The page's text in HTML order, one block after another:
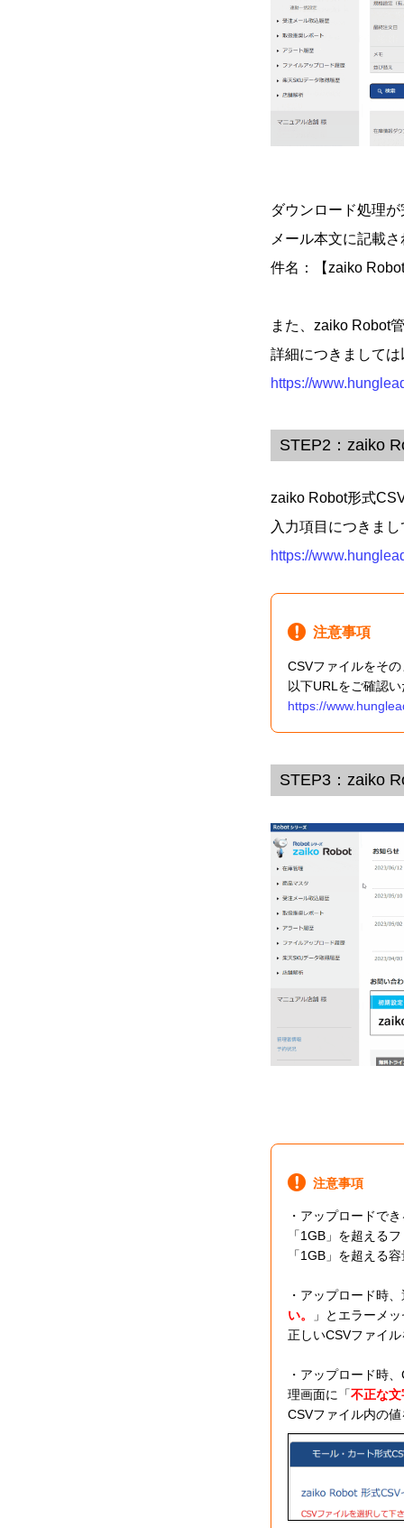
ダウンロード処理
メール本文に記載
件名：【zaiko
また、zaiko Robot
詳細につきまして
https://
STEP2：zaiko
zaiko Robot形式
入力項目につきま
https://
注意事項
CSVファイルをそ
以下URLをご確認
https://
STEP3：zaiko
注意事項
・アップロードで
「1GB」を超える
「1GB」を超える
・アップロード時
い。
」とエラーメ
正しいCSVファイ
・アップロード時
理画面に「不正な
CSVファイル内の